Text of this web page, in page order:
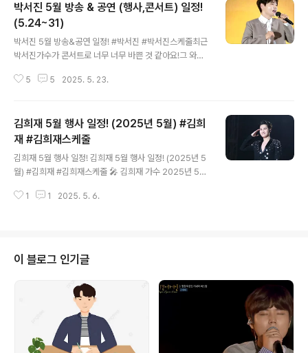
Cp7J2YIOusuOygnOyVhOuTpA%3D%3D => 7월
29일 (화요일) ■ MBN ● 한일톱텐쇼 ● 시간: 오후 9시
50분 => 8월 1일 (금요일) ■ 현역가왕2 콘서트 - 여수 ●
장소: 여수엑스포 스카이타워 일대 ● 시간: 오후 7시 => 8
박서진 5월 방송 & 공연 (행사,콘서트) 일정!
(5.24~31)
박서진 5월 방송&공연 일정! #박서진 #박서진스케줄최근
박서진가수가 콘서트로 너무 너무 바쁜 것 같아요!그 와중
하고정말 바쁘게 보내고 있는데요. 5월 마지막주도엄청 바
BS M ● 더트롯쇼 ● 시간: 오후 8시 => 5월 27일 (화요
일) ■ MBN ● 한일톱텐쇼 ● 시간: 오후 10시 => 5월 29
일 (목요일) ■ 영광행사 ● 법성포단오제 ● 장소: 법성포
뉴타운 문화광장 ● 시간: 오후 7시 40분 => 5월 31일 (토
요일) ■ 현역가왕2 콘서트 - 대전 ● 장소: 대전 컨벤션센
터 ● 시간: 오..
5 5 2025. 5. 23.
김희재 5월 행사 일정! (2025년 5월) #김희
재 #김희재스케줄
김희재 5월 행사 일정! 김희재 5월 행사 일정! (2025년 5
월) #김희재 #김희재스케줄 🎤 김희재 가수 2025년 5월
m/watch?v=E_gEmBq9MIA 📆 5월 13일 (화) 오후 2
생명문화축제 개막식 👥 출연: 김희재, 코요태, 홍진영, 김
장훈 📆 5월 17일 (토) 오후 7시 📍 대구문화예술회관 코
오롱 야외음악당 🎶 2025 파워풀 K-트로트 페스티벌 👥
출연: 김희재, 장윤정, 심수봉, 장민호,..
1 1 2025. 5. 6.
이 블로그 인기글